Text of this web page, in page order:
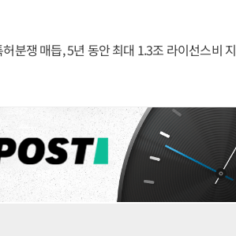
분쟁 매듭, 5년 동안 최대 1.3조 라이선스비 지